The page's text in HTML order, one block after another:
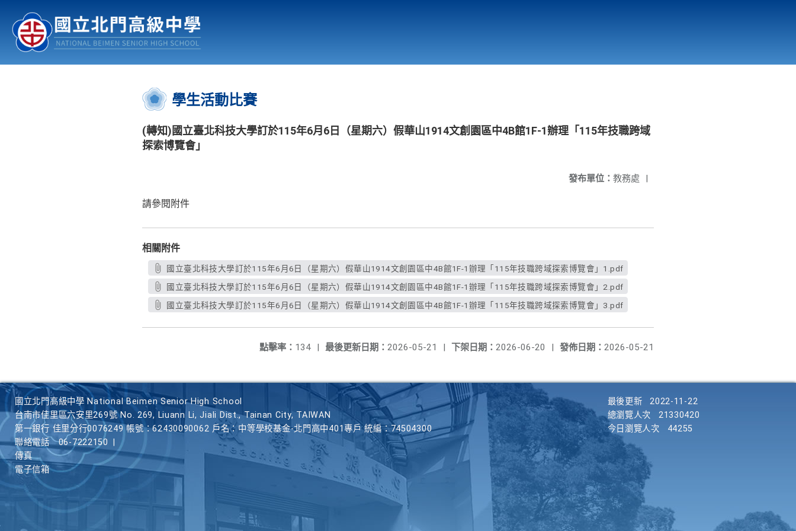
認識北中 行事曆
:::
學生活動比賽
(轉知)國立臺北科技大學訂於115年6月6日（星期六）假華山1914文創園區中4B館1F-1辦理「115年技職跨域
探索博覽會」
發布單位： 教務處 |
請參閱附件
相關附件
國立臺北科技大學訂於115年6月6日（星期六）假華山1914文創園區中4B館1F-1辦理「115年技職跨域探索博覽會」1.pdf
國立臺北科技大學訂於115年6月6日（星期六）假華山1914文創園區中4B館1F-1辦理「115年技職跨域探索博覽會」2.pdf
國立臺北科技大學訂於115年6月6日（星期六）假華山1914文創園區中4B館1F-1辦理「115年技職跨域探索博覽會」3.pdf
發佈日期： 2026-05-21
下架日期： 2026-06-20 |
最後更新日期： 2026-05-21 |
點擊率： 134 |
國立北門高級中學 National Beimen Senior High School
台南市佳里區六安里269號 No. 269, Liuann Li, Jiali Dist., Tainan City, TAIWAN
第一銀行 佳里分行0076249 帳號：62430090062 戶名：中等學校基金-北門高中401專戶 統編：74504300
聯絡電話
06-7222150
傳真
電子信箱
最後更新
2022-11-22
總瀏覽人次
21330420
今日瀏覽人次
44255